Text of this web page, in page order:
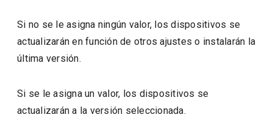
Si no se le asigna ningún valor, los dispositivos se
actualizarán en función de otros ajustes o instalarán la
última versión.
Si se le asigna un valor, los dispositivos se
actualizarán a la versión seleccionada.